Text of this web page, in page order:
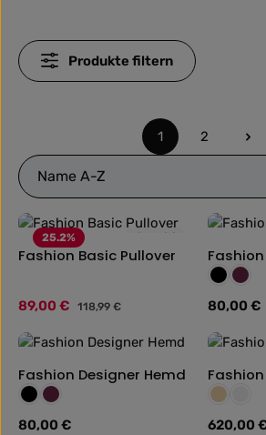
Produkte filtern
Seite
1
Seite
2
25.2%
Fashion Basic Pullover
Verkaufspreis:
89,00 € Regulärer Preis:
118,99 €
Farbe:
Schwarz
Regulärer
80,00 €
Fashion Designer Hemd
Farbe:
Schwarz
Weinrot
Regulärer Preis:
80,00 €
Farbe:
Beige
Regulärer
620,00